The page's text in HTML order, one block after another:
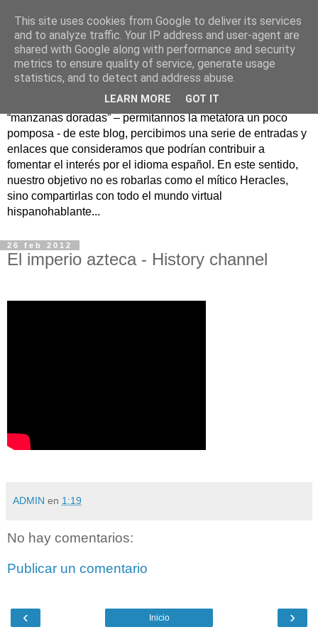
Hesperia
Según la mitología griega, Hesperia era un maravilloso
jardín en un lejano rincón del Occidente donde se
guardaban las famosas manzanas doradas. Como
“manzanas doradas” – permítannos la metáfora un poco
pomposa - de este blog, percibimos una serie de entradas y
enlaces que consideramos que podrían contribuir a
fomentar el interés por el idioma español. En este sentido,
nuestro objetivo no es robarlas como el mítico Heracles,
sino compartirlas con todo el mundo virtual
hispanohablante...
26 feb 2012
El imperio azteca - History channel
ADMIN en 1:19
No hay comentarios:
Publicar un comentario
‹ ›
Inicio
This site uses cookies from Google to deliver its services
and to analyze traffic. Your IP address and user-agent are
shared with Google along with performance and security
metrics to ensure quality of service, generate usage
statistics, and to detect and address abuse.
LEARN MORE GOT IT